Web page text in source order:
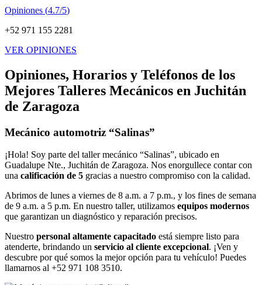
Opiniones (4.7/5)
+52 971 155 2281
VER OPINIONES
Opiniones, Horarios y Teléfonos de los
Mejores Talleres Mecánicos en Juchitán
de Zaragoza
Mecánico automotriz “Salinas”
¡Hola! Soy parte del taller mecánico “Salinas”, ubicado en
Guadalupe Nte., Juchitán de Zaragoza. Nos enorgullece contar con
una calificación de 5 gracias a nuestro compromiso con la calidad.
Abrimos de lunes a viernes de 8 a.m. a 7 p.m., y los fines de semana
de 9 a.m. a 5 p.m. En nuestro taller, utilizamos equipos modernos
que garantizan un diagnóstico y reparación precisos.
Nuestro personal altamente capacitado está siempre listo para
atenderte, brindando un servicio al cliente excepcional. ¡Ven y
descubre por qué somos la mejor opción para tu vehículo! Puedes
llamarnos al +52 971 108 3510.